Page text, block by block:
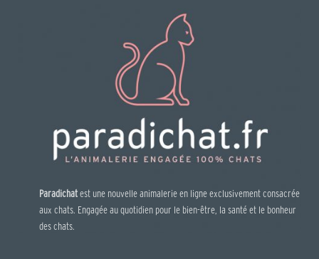
Paradichatest une nouvelle animalerie en ligne exclusivement consacrée
aux chats. Engagée au quotidien pour le bien-être, la santé et le bonheur
des chats.